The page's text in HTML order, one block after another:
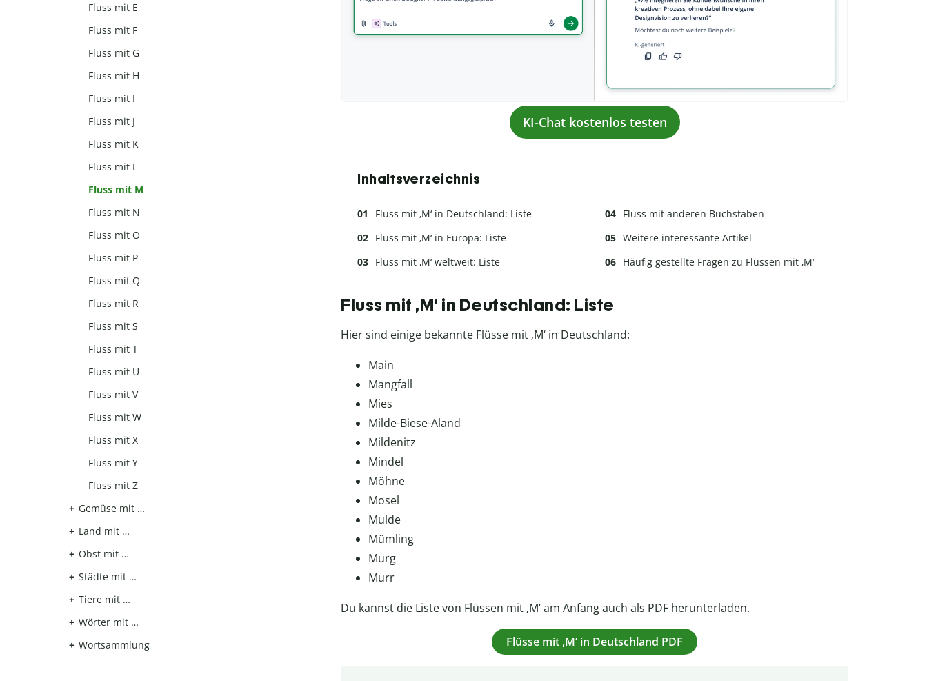
KI-Chat kostenlos testen
Inhaltsverzeichnis
Fluss mit ‚M‘ in Deutschland: Liste
Fluss mit ‚M‘ in Europa: Liste
Fluss mit ‚M‘ weltweit: Liste
Fluss mit anderen Buchstaben
Weitere interessante Artikel
Häufig gestellte Fragen zu Flüssen mit ‚M‘
Fluss mit ‚M‘ in Deutschland: Liste
Hier sind einige bekannte Flüsse mit ‚M‘ in Deutschland:
Main
Mangfall
Mies
Milde-Biese-Aland
Mildenitz
Mindel
Möhne
Mosel
Mulde
Mümling
Murg
Murr
Du kannst die Liste von Flüssen mit ‚M‘ am Anfang auch als PDF herunterladen.
Flüsse mit ‚M‘ in Deutschland PDF
Fluss mit E
Fluss mit F
Fluss mit G
Fluss mit H
Fluss mit I
Fluss mit J
Fluss mit K
Fluss mit L
Fluss mit M
Fluss mit N
Fluss mit O
Fluss mit P
Fluss mit Q
Fluss mit R
Fluss mit S
Fluss mit T
Fluss mit U
Fluss mit V
Fluss mit W
Fluss mit X
Fluss mit Y
Fluss mit Z
Gemüse mit …
Land mit …
Obst mit …
Städte mit …
Tiere mit …
Wörter mit …
Wortsammlung